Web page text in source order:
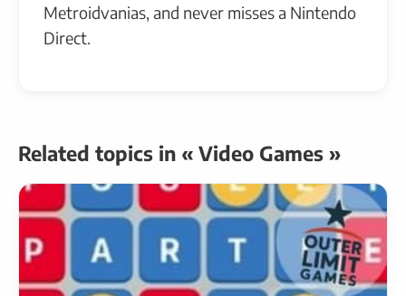
Metroidvanias, and never misses a Nintendo
Direct.
Related topics in « Video Games »